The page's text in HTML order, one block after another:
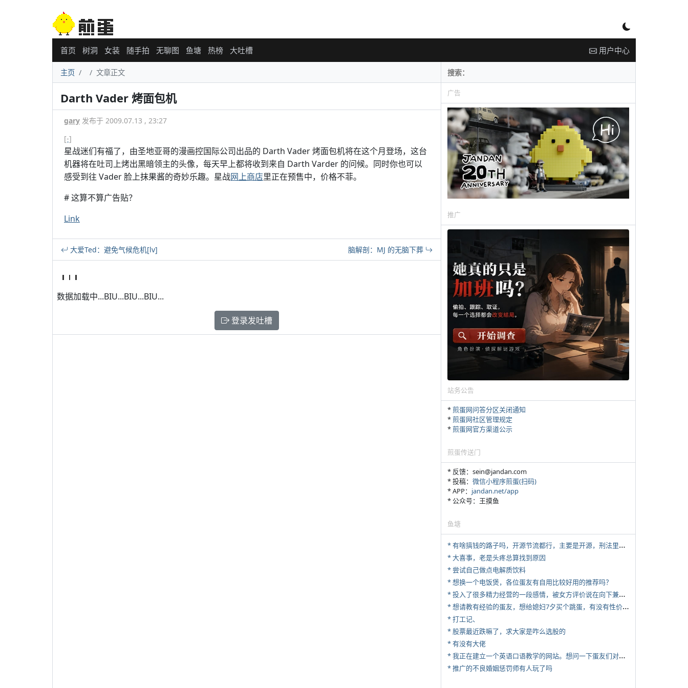
首页 树洞 女装 随手拍 无聊图 鱼塘 热榜 大吐槽 用户中心
主页 文章正文
Darth Vader 烤面包机
gary 发布于 2009.07.13 , 23:27
[-]
星战迷们有福了，由圣地亚哥的漫画控国际公司出品的 Darth Vader 烤面包机将在这个月登场，这台
机器将在吐司上烤出黑暗领主的头像，每天早上都将收到来自 Darth Varder 的问候。同时你也可以
感受到往 Vader 脸上抹果酱的奇妙乐趣。星战网上商店里正在预售中，价格不菲。
# 这算不算广告贴？
Link
大爱Ted：避免气候危机[lv] 脑解剖：MJ 的无脑下葬
数据加载中...BIU...BIU...BIU...
登录发吐槽
广告
推广
站务公告
*煎蛋网问答分区关闭通知
*煎蛋网社区管理规定
*煎蛋网官方渠道公示
煎蛋传送门
* 反馈：sein@jandan.com
* 投稿： 微信小程序煎蛋(扫码)
* APP： jandan.net/app
* 公众号：王摸鱼
鱼塘
*
有啥搞钱的路子吗，开源节流都行，主要是开源，刑法里的咱不做
* 大喜事，老是头疼总算找到原因
* 尝试自己做点电解质饮料
* 想换一个电饭煲，各位蛋友有自用比较好用的推荐吗？
*
投入了很多精力经营的一段感情，被女方评价说在向下兼容我，感觉有点破防
*
想请教有经验的蛋友，想给媳妇7夕买个跳蛋，有没有性价比高的推荐
* 打工记、
* 股票最近跌嘛了，求大家是咋么选股的
* 有没有大佬
*
我正在建立一个英语口语教学的网站。想问一下蛋友们对这类教学机构或网站的痛点。
* 推广的不良婚姻惩罚师有人玩了吗